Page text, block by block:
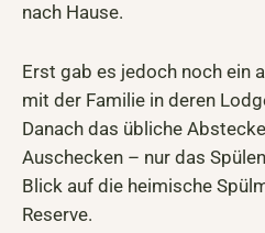
nach Hause.
Erst gab es jedoch noch ein
mit der Familie in deren
Danach das übliche
Auschecken – nur das
Blick auf die heimische
Reserve.